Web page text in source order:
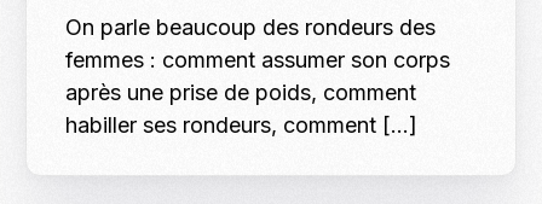
On parle beaucoup des rondeurs des
femmes : comment assumer son corps
après une prise de poids, comment
habiller ses rondeurs, comment […]